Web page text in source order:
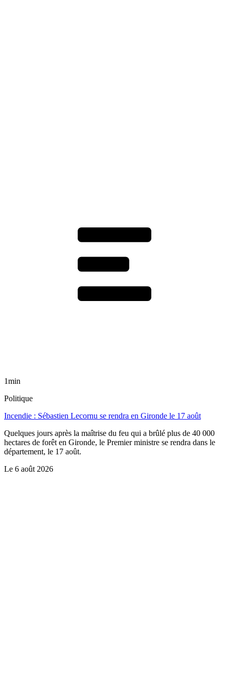
1min
Politique
Incendie : Sébastien Lecornu se rendra en Gironde le 17 août
Quelques jours après la maîtrise du feu qui a brûlé plus de 40 000
hectares de forêt en Gironde, le Premier ministre se rendra dans le
département, le 17 août.
Le 6 août 2026